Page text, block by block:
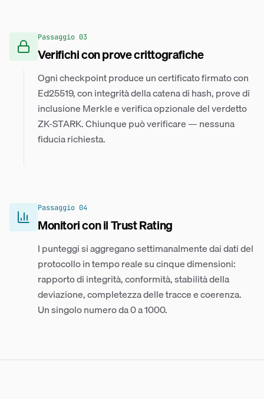
Passaggio 03
Verifichi con prove crittografiche
Ogni checkpoint produce un certificato firmato con
Ed25519, con integrità della catena di hash, prove di
inclusione Merkle e verifica opzionale del verdetto
ZK-STARK. Chiunque può verificare — nessuna
fiducia richiesta.
Passaggio 04
Monitori con il Trust Rating
I punteggi si aggregano settimanalmente dai dati del
protocollo in tempo reale su cinque dimensioni:
rapporto di integrità, conformità, stabilità della
deviazione, completezza delle tracce e coerenza.
Un singolo numero da 0 a 1000.